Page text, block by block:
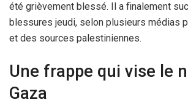
été grièvement blessé. Il a finalement
blessures jeudi, selon plusieurs médias
et des sources palestiniennes.
Une frappe qui vise le
Gaza